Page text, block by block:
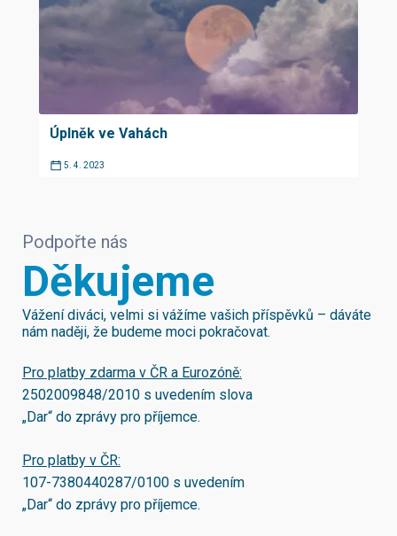
Úplněk ve Vahách
5. 4. 2023
Podpořte nás
Děkujeme
Vážení diváci, velmi si vážíme vašich příspěvků – dáváte
nám naději, že budeme moci pokračovat.
Pro platby zdarma v ČR a Eurozóně:
2502009848/2010 s uvedením slova
„Dar“ do zprávy pro příjemce.
Pro platby v ČR:
107-7380440287/0100 s uvedením
„Dar“ do zprávy pro příjemce.